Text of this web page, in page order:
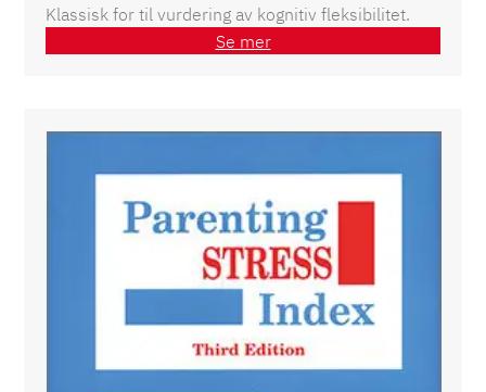
Klassisk for til vurdering av kognitiv fleksibilitet.
Se mer